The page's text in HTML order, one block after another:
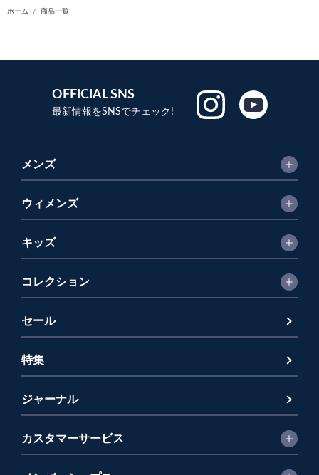
ホーム 商品一覧
OFFICIAL SNS
最新情報をSNSでチェック!
メンズ
ウィメンズ
キッズ
コレクション
セール
特集
ジャーナル
カスタマーサービス